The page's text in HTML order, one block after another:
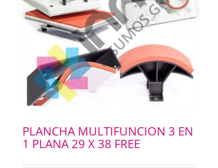
PLANCHA MULTIFUNCION 3 EN
1 PLANA 29 X 38 FREE